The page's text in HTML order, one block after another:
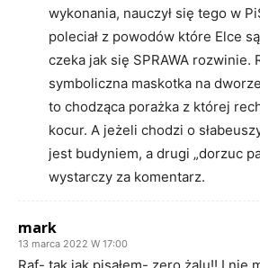
wykonania, nauczył się tego w
poleciał z powodów które Elce
czeka jak się SPRAWA rozwinie.
symboliczna maskotka na
to chodząca porażka z której
kocur. A jeżeli chodzi o
jest budyniem, a drugi „dorzuc
wystarczy za komentarz.
mark
13 marca 2022 W 17:00
Raf- tak jak pisałem- zero żalu!! I nie